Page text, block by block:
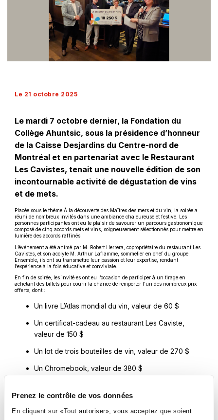
Prenez le contrôle de vos données
En cliquant sur «Tout autoriser», vous acceptez que soient
Le 21 octobre 2025
Le mardi 7 octobre dernier, la Fondation du
Collège Ahuntsic, sous la présidence d’honneur
de la Caisse Desjardins du Centre-nord de
Montréal et en partenariat avec le Restaurant
Les Cavistes, tenait une nouvelle édition de son
incontournable activité de dégustation de vins
et de mets.
Placée sous le thème À la découverte des Maîtres des mers et du vin, la soirée a
réuni de nombreux invités dans une ambiance chaleureuse et festive. Les
personnes participantes ont eu le plaisir de savourer un parcours gastronomique
composé de cinq accords mets et vins, soigneusement sélectionnés pour mettre en
lumière des accords raffinés.
L’événement a été animé par M. Robert Herrera, copropriétaire du restaurant Les
Cavistes, et son acolyte M. Arthur Laflamme, sommelier en chef du groupe.
Ensemble, ils ont su transmettre leur passion et leur expertise, rendant
l’expérience à la fois éducative et conviviale.
En fin de soirée, les invité·es ont eu l’occasion de participer à un tirage en
achetant des billets pour courir la chance de remporter l’un des nombreux prix
offerts, dont :
Un livre L’Atlas mondial du vin, valeur de 60 $
Un certificat-cadeau au restaurant Les Caviste,
valeur de 150 $
Un lot de trois bouteilles de vin, valeur de 270 $
Un Chromebook, valeur de 380 $
System, valeur de 975 $